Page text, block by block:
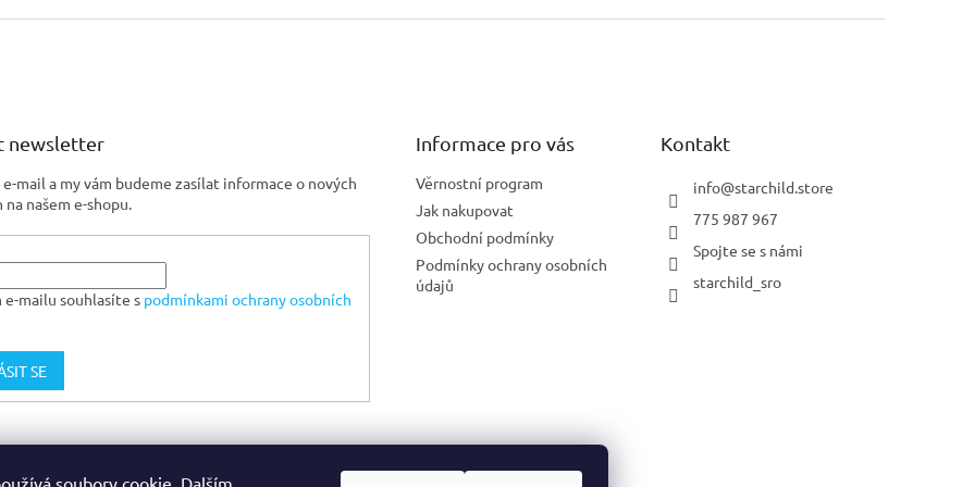
soubory cookie. Dalším
newsletter
mail a my vám budeme zasílat informace o nových
našem e-shopu.
mailu souhlasíte s podmínkami ochrany osobních
SE
Informace pro vás
Věrnostní program
Jak nakupovat
Obchodní podmínky
Podmínky ochrany osobních
údajů
Kontakt
info@starchild.store
775 987 967
Spojte se s námi
starchild_sro